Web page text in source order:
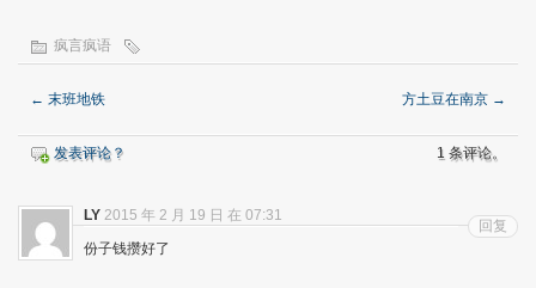
疯言疯语
← 末班地铁 方土豆在南京 →
发表评论？ 1 条评论。
LY 2015 年 2 月 19 日 在 07:31
份子钱攒好了
回复